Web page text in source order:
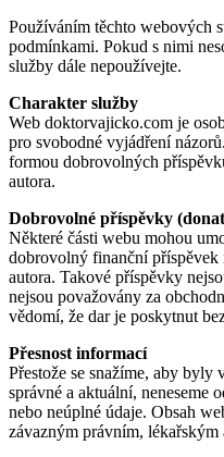
Používáním těchto webových
podmínkami. Pokud s nimi
služby dále nepoužívejte.
Charakter služby
Web doktorvajicko.com je
pro svobodné vyjádření
formou dobrovolných
autora.
Dobrovolné příspěvky
Některé části webu mohou
dobrovolný finanční příspěvek
autora. Takové příspěvky
nejsou považovány za
vědomí, že dar je poskytnut
Přesnost informací
Přestože se snažíme, aby byly
správné a aktuální, neneseme
nebo neúplné údaje. Obsah
závazným právním,